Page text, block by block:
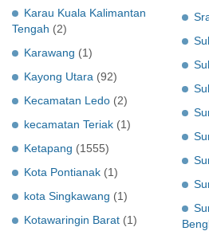
Karau Kuala Kalimantan
Tengah (2)
Karawang (1)
Kayong Utara (92)
Kecamatan Ledo (2)
kecamatan Teriak (1)
Ketapang (1555)
Kota Pontianak (1)
kota Singkawang (1)
Kotawaringin Barat (1)